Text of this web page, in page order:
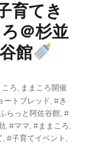
育てき
＠杉並
館
ろ, ままころ開催
ートブレッド,#き
らっと阿佐谷館,#
,#ママ,#ままころ,
,#子育てイベント ,